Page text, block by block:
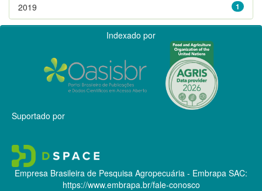
1
2019
Indexado por
Suportado por
Empresa Brasileira de Pesquisa Agropecuária - Embrapa SAC:
https://www.embrapa.br/fale-conosco